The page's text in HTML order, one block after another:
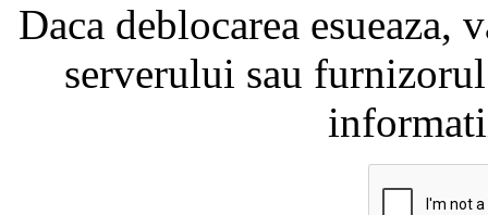
Daca deblocarea
serverului sau